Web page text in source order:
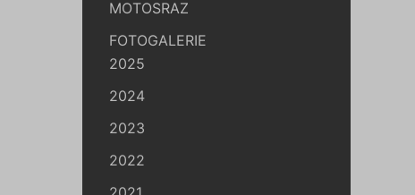
MOTOSRAZ
FOTOGALERIE
2025
2024
2023
2022